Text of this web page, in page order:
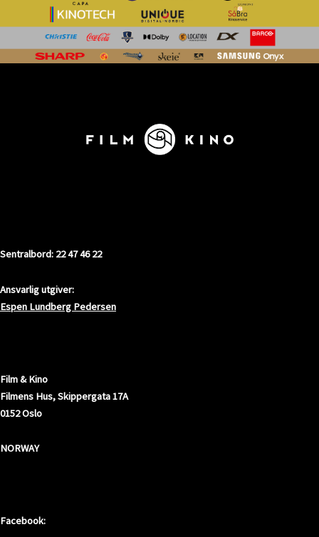
Sentralbord: 22 47 46 22
Ansvarlig utgiver:
Espen Lundberg Pedersen
Film & Kino
Filmens Hus, Skippergata 17A
0152 Oslo
NORWAY
Facebook: